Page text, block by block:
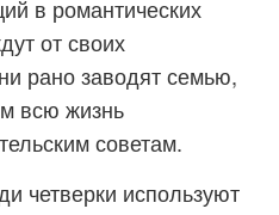
в романтических
от своих
рано заводят семью,
всю жизнь
советам.
четверки используют